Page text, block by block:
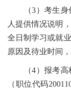
（3）考生身份
人提供情况说明
全日制学习或就
原因及待业时间
（4）报考高校
（职位代码